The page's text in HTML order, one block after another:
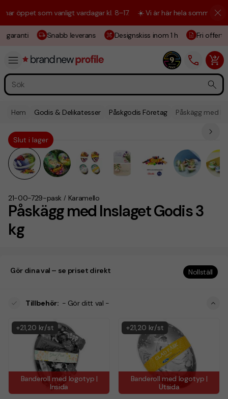
som vanligt vardagar kl. 8–17. ☀️ Vi är här hela sommaren!
Snabb leverans Designskiss inom 1 h Fri offert
Hem Godis & Delikatesser Påskgodis Företag Påskägg med
Påskägg med Inslaget Godis 3
kg
21-00-729-pask / Karamello
Slut i lager
Gör dina val – se priset direkt Nollställ
Tillbehör: - Gör ditt val -
Banderoll med logotyp |
Insida
+21,20 kr/st
Banderoll med logotyp |
Utsida
+21,20 kr/st